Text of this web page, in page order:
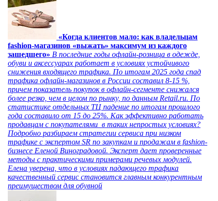
«Когда клиентов мало: как владельцам
fashion-магазинов «выжать» максимум из каждого
зашедшего» В последние годы офлайн-розница в одежде,
обуви и аксессуарах работает в условиях устойчивого
снижения входящего трафика. По итогам 2025 года спад
трафика офлайн-магазинов в России составил 8-15 %,
причем показатель покупок в офлайн-сегменте снижался
более резко, чем в целом по рынку, по данным Retail.ru. По
статистике отдельных ТЦ падение по итогам прошлого
года составило от 15 до 25%. Как эффективно работать
продавцам с покупателями в таких непростых условиях?
Подробно разбираем стратегии сервиса при низком
трафике с экспертом SR по закупкам и продажам в fashion-
бизнесе Еленой Виноградовой. Эксперт дает проверенные
методы с практическими примерами речевых модулей.
Елена уверена, что в условиях падающего трафика
качественный сервис становится главным конкурентным
преимуществом для обувной